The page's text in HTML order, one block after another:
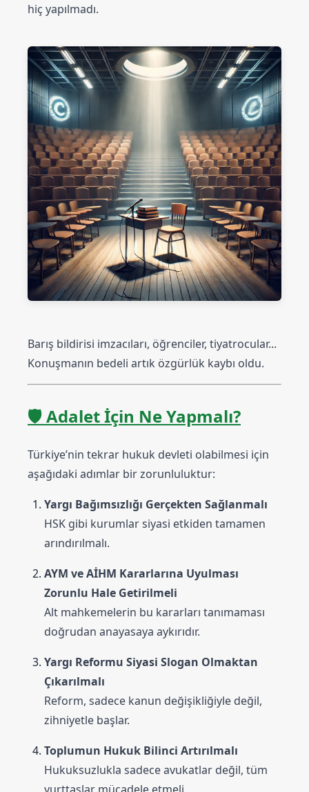
hiç yapılmadı.
Barış bildirisi imzacıları, öğrenciler, tiyatrocular...
Konuşmanın bedeli artık özgürlük kaybı oldu.
🛡️Adalet İçin Ne Yapmalı?
Türkiye’nin tekrar hukuk devleti olabilmesi için
aşağıdaki adımlar bir zorunluluktur:
Yargı Bağımsızlığı Gerçekten Sağlanmalı
HSK gibi kurumlar siyasi etkiden tamamen
arındırılmalı.
AYM ve AİHM Kararlarına Uyulması
Zorunlu Hale Getirilmeli
Alt mahkemelerin bu kararları tanımaması
doğrudan anayasaya aykırıdır.
Yargı Reformu Siyasi Slogan Olmaktan
Çıkarılmalı
Reform, sadece kanun değişikliğiyle değil,
zihniyetle başlar.
Toplumun Hukuk Bilinci Artırılmalı
Hukuksuzlukla sadece avukatlar değil, tüm